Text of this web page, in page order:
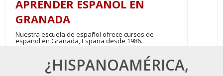
APRENDER ESPAÑOL EN
GRANADA
Nuestra escuela de español ofrece cursos de
español en Granada, España desde 1986.
¿HISPANOAMÉRICA,